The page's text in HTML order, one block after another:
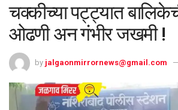
चक्कीच्या पट्ट्यात
ओढणी अन गंभीर जखमी !
by jalgaonmirrornews@gmail.com